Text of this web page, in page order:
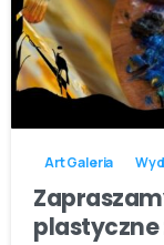
Art Galeria
plastyczne